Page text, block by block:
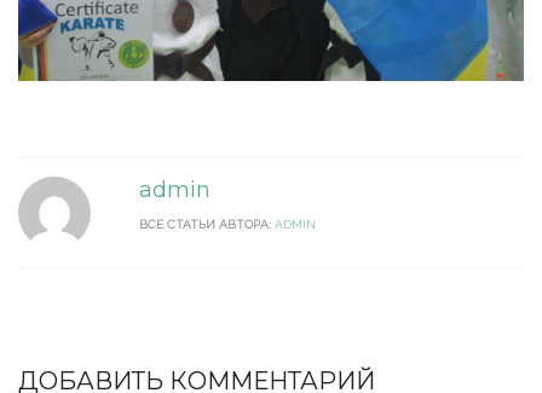
admin
ВСЕ СТАТЬИ АВТОРА: ADMIN
ДОБАВИТЬ КОММЕНТАРИЙ